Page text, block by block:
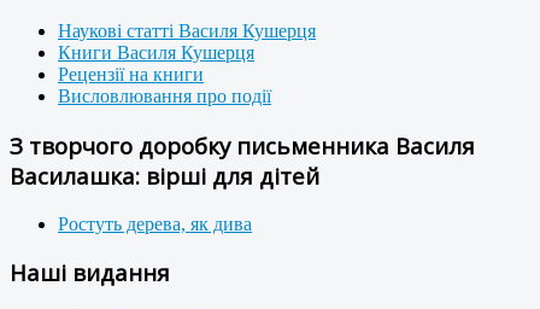
Наукові статті Василя Кушерця
Книги Василя Кушерця
Рецензії на книги
Висловлювання про події
З творчого доробку письменника Василя
Василашка: вірші для дітей
Ростуть дерева, як дива
Наші видання